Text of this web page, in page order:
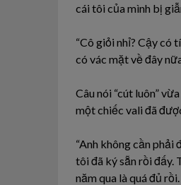
cái tôi của mình bị
“Cô giỏi nhỉ? Cậy có
có vác mặt về đây
Câu nói “cút luôn”
một chiếc vali đã
“Anh không cần phải
tôi đã ký sẵn rồi đấy.
năm qua là quá đủ